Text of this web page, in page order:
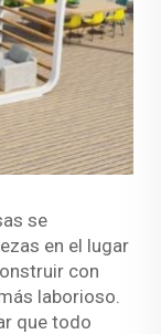
se
en el lugar
con
laborioso.
que todo